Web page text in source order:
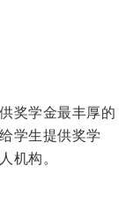
奖学金最丰厚的
学生提供奖学
机构。